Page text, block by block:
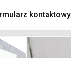
kontaktowy